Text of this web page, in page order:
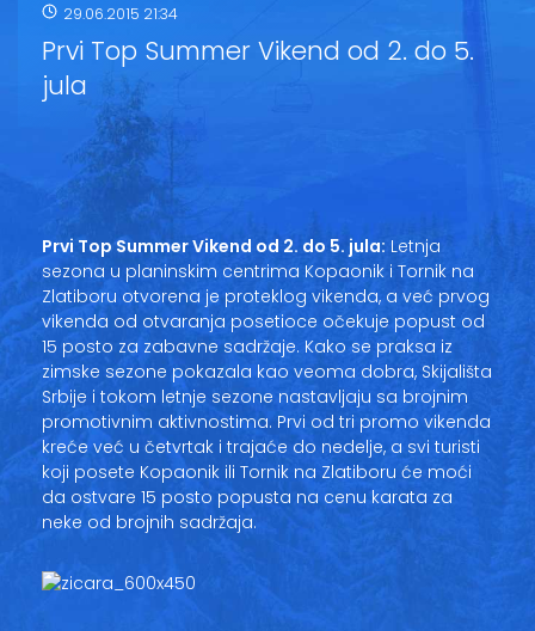
Oglasi
Galerija
Copyright© 2020
HopNaKop
29.06.2015 21:34
Prvi Top Summer Vikend od 2. do 5.
jula
Prvi Top Summer Vikend od 2. do 5. jula: Letnja
sezona u planinskim centrima Kopaonik i Tornik na
Zlatiboru otvorena je proteklog vikenda, a već prvog
vikenda od otvaranja posetioce očekuje popust od
15 posto za zabavne sadržaje. Kako se praksa iz
zimske sezone pokazala kao veoma dobra, Skijališta
Srbije i tokom letnje sezone nastavljaju sa brojnim
promotivnim aktivnostima. Prvi od tri promo vikenda
kreće već u četvrtak i trajaće do nedelje, a svi turisti
koji posete Kopaonik ili Tornik na Zlatiboru će moći
da ostvare 15 posto popusta na cenu karata za
neke od brojnih sadržaja.